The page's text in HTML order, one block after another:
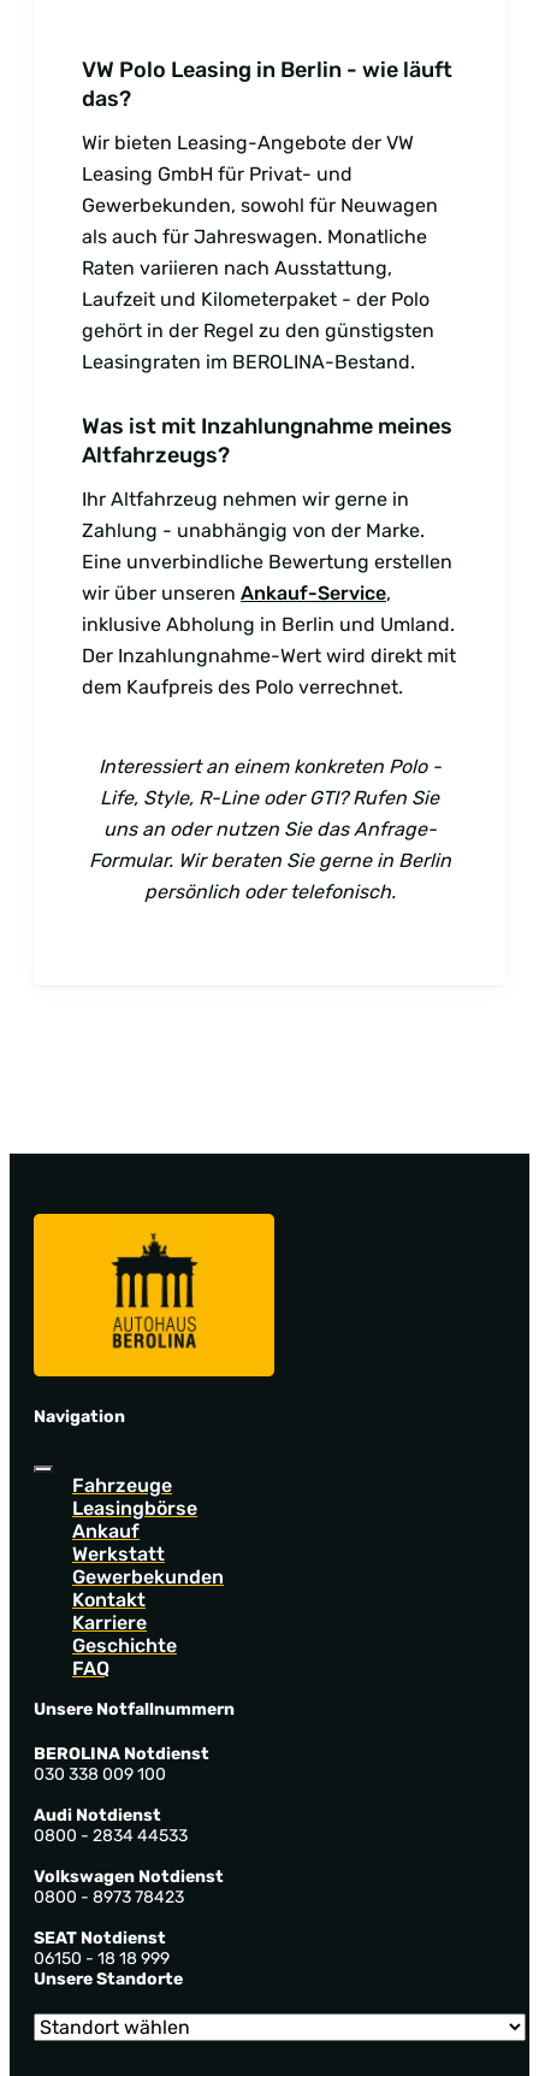
VW Polo Leasing in Berlin - wie läuft
das?
Wir bieten Leasing-Angebote der VW
Leasing GmbH für Privat- und
Gewerbekunden, sowohl für Neuwagen
als auch für Jahreswagen. Monatliche
Raten variieren nach Ausstattung,
Laufzeit und Kilometerpaket - der Polo
gehört in der Regel zu den günstigsten
Leasingraten im BEROLINA-Bestand.
Was ist mit Inzahlungnahme meines
Altfahrzeugs?
Ihr Altfahrzeug nehmen wir gerne in
Zahlung - unabhängig von der Marke.
Eine unverbindliche Bewertung erstellen
wir über unseren Ankauf-Service,
inklusive Abholung in Berlin und Umland.
Der Inzahlungnahme-Wert wird direkt mit
dem Kaufpreis des Polo verrechnet.
Interessiert an einem konkreten Polo -
Life, Style, R-Line oder GTI? Rufen Sie
uns an oder nutzen Sie das Anfrage-
Formular. Wir beraten Sie gerne in Berlin
persönlich oder telefonisch.
Navigation
Fahrzeuge
Leasingbörse
Ankauf
Werkstatt
Gewerbekunden
Kontakt
Karriere
Geschichte
FAQ
Unsere Notfallnummern
BEROLINA Notdienst
030 338 009 100
Audi Notdienst
0800 - 2834 44533
Volkswagen Notdienst
0800 - 8973 78423
SEAT Notdienst
06150 - 18 18 999
Unsere Standorte